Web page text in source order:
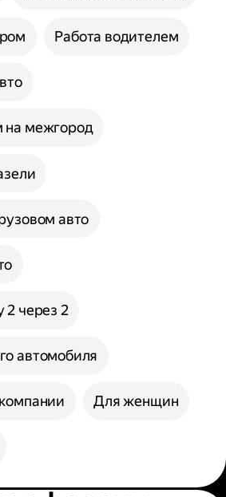
Работа водителем
на межгород
авто
2 через 2
автомобиля
Для женщин